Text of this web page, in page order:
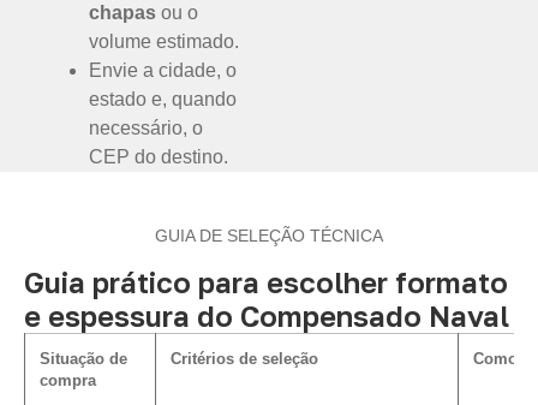
chapas ou o
volume estimado.
Envie a cidade, o
estado e, quando
necessário, o
CEP do destino.
GUIA DE SELEÇÃO TÉCNICA
Guia prático para escolher formato
e espessura do Compensado Naval
Situação de
compra
Critérios de seleção Como